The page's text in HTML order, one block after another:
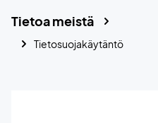
Tietoa meistä
Tietosuojakäytäntö